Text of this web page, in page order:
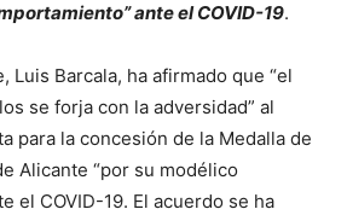
ante el COVID-19.
Luis Barcala, ha afirmado que “el
se forja con la adversidad” al
para la concesión de la Medalla de
Alicante “por su modélico
el COVID-19. El acuerdo se ha